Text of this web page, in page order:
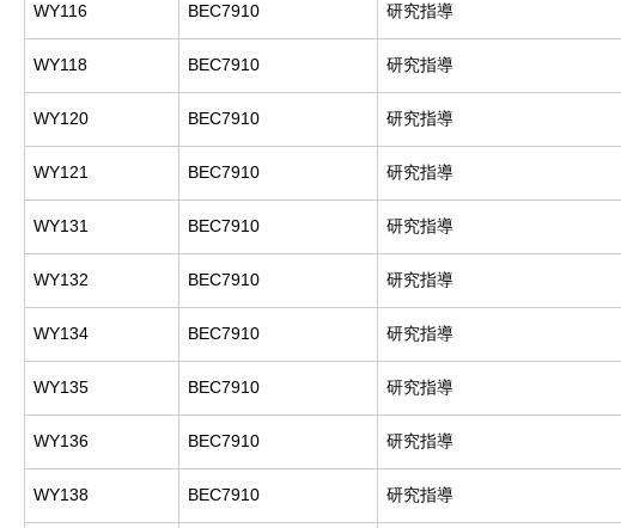
WY116 BEC7910 研究指導
WY118 BEC7910 研究指導
WY120 BEC7910 研究指導
WY121 BEC7910 研究指導
WY131 BEC7910 研究指導
WY132 BEC7910 研究指導
WY134 BEC7910 研究指導
WY135 BEC7910 研究指導
WY136 BEC7910 研究指導
WY138 BEC7910 研究指導